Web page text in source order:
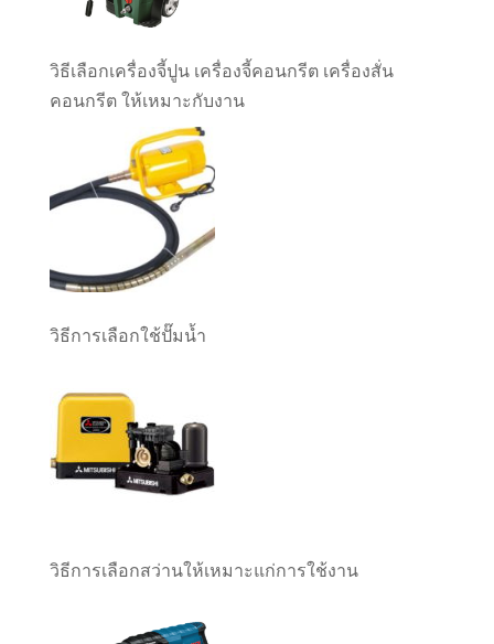
วิธีเลือกเครื่องจี้ปูน เครื่องจี้คอนกรีต เครื่องสั่น
คอนกรีต ให้เหมาะกับงาน
วิธีการเลือกใช้ปั๊มน้ำ
วิธีการเลือกสว่านให้เหมาะแก่การใช้งาน